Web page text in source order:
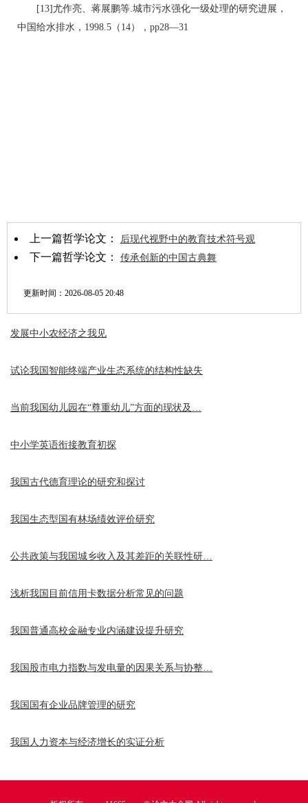
[13]尤作亮、蒋展鹏等.城市污水强化一级处理的研究进展，
中国给水排水，1998.5（14），pp28—31
上一篇哲学论文： 后现代视野中的教育技术符号观
下一篇哲学论文： 传承创新的中国古典舞
更新时间： 2026-08-05 20:48
发展中小农经济之我见
试论我国智能终端产业生态系统的结构性缺失
当前我国幼儿园在“尊重幼儿”方面的现状及…
中小学英语衔接教育初探
我国古代德育理论的研究和探讨
我国生态型国有林场绩效评价研究
公共政策与我国城乡收入及其差距的关联性研…
浅析我国目前信用卡数据分析常见的问题
我国普通高校金融专业内涵建设提升研究
我国股市电力指数与发电量的因果关系与协整…
我国国有企业品牌管理的研究
我国人力资本与经济增长的实证分析